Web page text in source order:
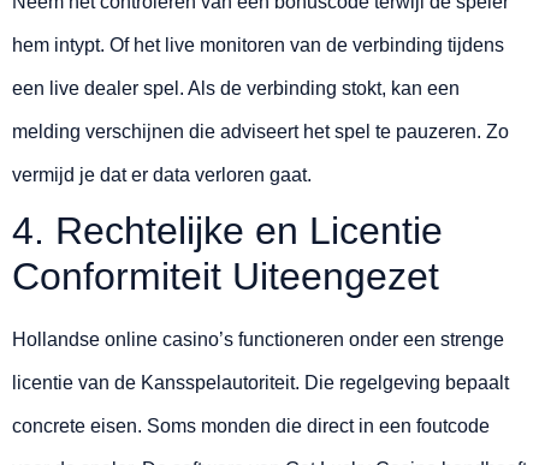
hem intypt. Of het live monitoren van de verbinding tijdens
een live dealer spel. Als de verbinding stokt, kan een
melding verschijnen die adviseert het spel te pauzeren. Zo
vermijd je dat er data verloren gaat.
4. Rechtelijke en Licentie
Conformiteit Uiteengezet
Hollandse online casino’s functioneren onder een strenge
licentie van de Kansspelautoriteit. Die regelgeving bepaalt
concrete eisen. Soms monden die direct in een foutcode